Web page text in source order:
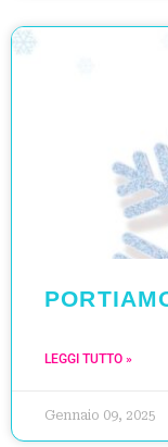
LEGGI TUTTO »
Gennaio 09, 2025